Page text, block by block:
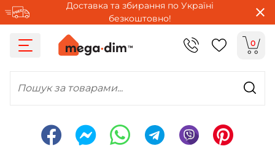
Доставка та збирання по Україні
безкоштовно!
0
Пошук за товарами...